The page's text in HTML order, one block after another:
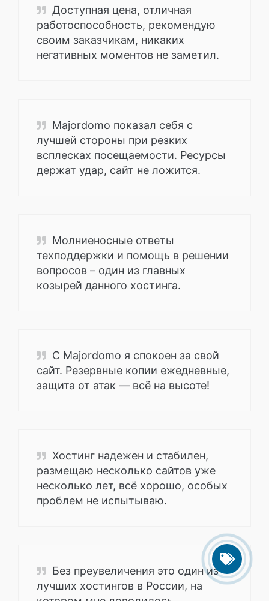
Доступная цена, отличная
работоспособность, рекомендую
своим заказчикам, никаких
негативных моментов не заметил.
Majordomo показал себя с
лучшей стороны при резких
всплесках посещаемости. Ресурсы
держат удар, сайт не ложится.
Молниеносные ответы
техподдержки и помощь в решении
вопросов – один из главных
козырей данного хостинга.
С Majordomo я спокоен за свой
сайт. Резервные копии ежедневные,
защита от атак — всё на высоте!
Хостинг надежен и стабилен,
размещаю несколько сайтов уже
несколько лет, всё хорошо, особых
проблем не испытываю.
Без преувеличения это один из
лучших хостингов в России, на